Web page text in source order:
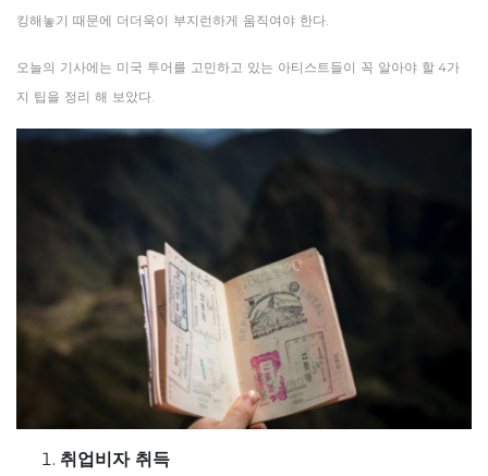
킹해놓기 때문에 더더욱이 부지런하게 움직여야 한다
오늘의 기사에는 미국 투어를 고민하고 있는 아티스트들이 꼭 알아야 할 4가
지 팁을 정리 해 보았다
취업비자 취득